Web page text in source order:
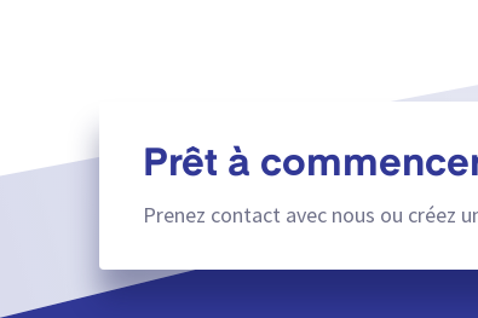
Prêt à
Prenez contact avec nous ou créez